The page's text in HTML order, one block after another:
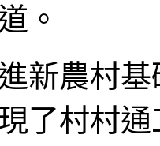
。
新農村
了村村